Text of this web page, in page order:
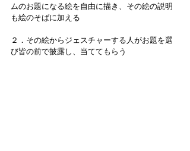
ムのお題になる絵を自由に描き、その絵の説明
も絵のそばに加える
２．その絵からジェスチャーする人がお題を選
び皆の前で披露し、当ててもらう